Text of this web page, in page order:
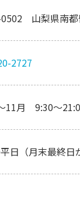
0502 山梨県南
2727
11月 9:30〜
日（月末最終日